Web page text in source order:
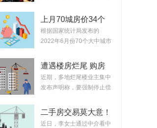
上月70城房价34个
城市跌回2年前 华
北、东北省会城市、
根据国家统计局发布的
2022年6月份70个大中城市
遭遇楼房烂尾 购房
者强制停贷这一步可
取吗?停贷后果由谁
近期，多地烂尾楼业主集中
发布声明称，要强制停止偿
二手房交易莫大意！
首付解抵押如何确保
近日，李女士通过中介看中